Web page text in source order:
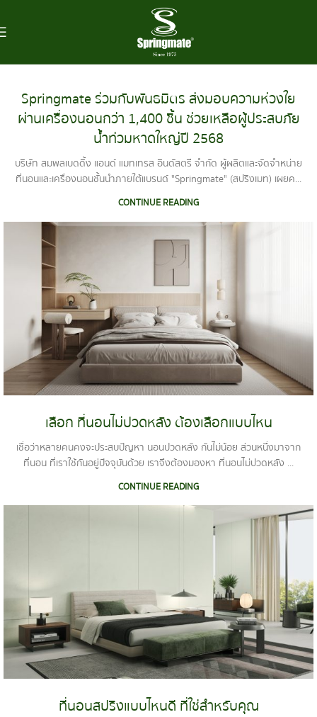
Springmate ร่วมกับพันธมิตร ส่งมอบความห่วงใย
ผ่านเครื่องนอนกว่า 1,400 ชิ้น ช่วยเหลือผู้ประสบภัย
น้ำท่วมหาดใหญ่ปี 2568
บริษัท สมพลเบดดิ้ง แอนด์ แมทเทรส อินดัสตรี จำกัด ผู้ผลิตและจัดจำหน่าย
ที่นอนและเครื่องนอนชั้นนำภายใต้แบรนด์ "Springmate" (สปริงเมท) เผยค...
CONTINUE READING
เลือก ที่นอนไม่ปวดหลัง ต้องเลือกแบบไหน
เชื่อว่าหลายคนคงจะประสบปัญหา นอนปวดหลัง กันไม่น้อย ส่วนหนึ่งมาจาก
ที่นอน ที่เราใช้กันอยู่ปัจจุบันด้วย เราจึงต้องมองหา ที่นอนไม่ปวดหลัง ...
CONTINUE READING
ที่นอนสปริงแบบไหนดี ที่ใช่สำหรับคุณ